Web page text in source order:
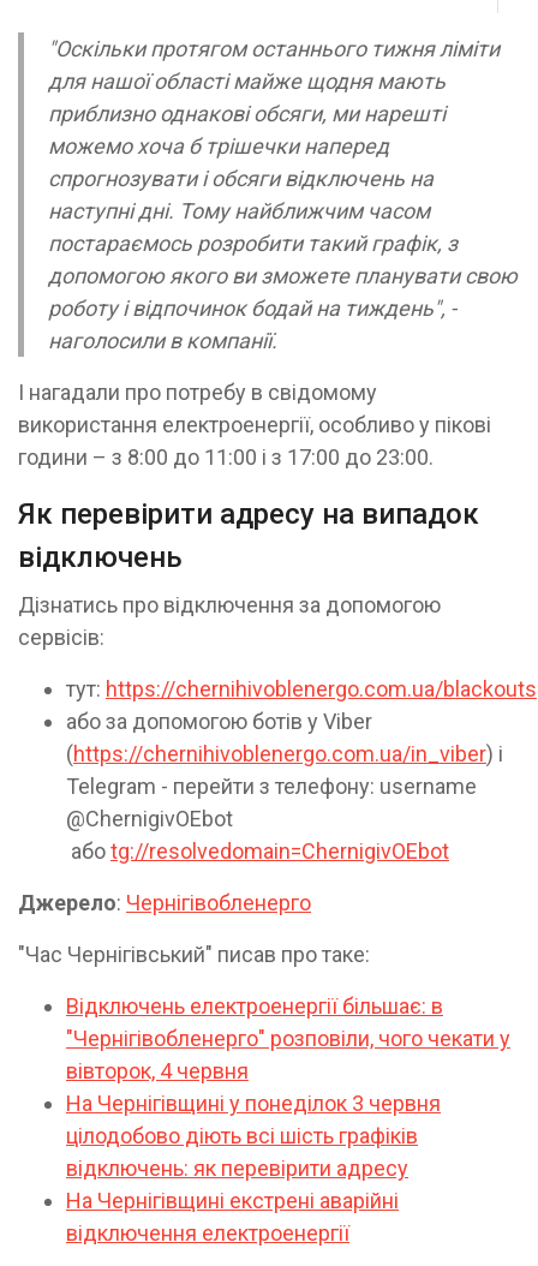
"Оскільки протягом останнього тижня ліміти
для нашої області майже щодня мають
приблизно однакові обсяги, ми нарешті
можемо хоча б трішечки наперед
спрогнозувати і обсяги відключень на
наступні дні. Тому найближчим часом
постараємось розробити такий графік, з
допомогою якого ви зможете планувати свою
роботу і відпочинок бодай на тиждень", -
наголосили в компанії.
І нагадали про потребу в свідомому
використання електроенергії, особливо у пікові
години – з 8:00 до 11:00 і з 17:00 до 23:00.
Як перевірити адресу на випадок
відключень
Дізнатись про відключення за допомогою
сервісів:
тут: https://chernihivoblenergo.com.ua/blackouts
або за допомогою ботів у Viber
(https://chernihivoblenergo.com.ua/in_viber) і
Telegram - перейти з телефону: username
@ChernigivOEbot
абоtg://resolvedomain=ChernigivOEbot
Джерело: Чернігівобленерго
"Час Чернігівський" писав про таке:
Відключень електроенергії більшає: в
"Чернігівобленерго" розповіли, чого чекати у
вівторок, 4 червня
На Чернігівщині у понеділок 3 червня
цілодобово діють всі шість графіків
відключень: як перевірити адресу
На Чернігівщині екстрені аварійні
відключення електроенергії